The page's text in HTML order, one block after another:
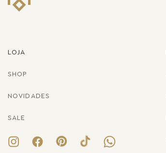
LOJA
SHOP
NOVIDADES
SALE